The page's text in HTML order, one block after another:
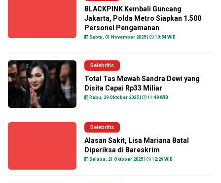
BLACKPINK Kembali Guncang
Jakarta, Polda Metro Siapkan 1.500
Personel Pengamanan
Sabtu, 01 November 2025 | 10:54 WIB
Selebritis
Total Tas Mewah Sandra Dewi yang
Disita Capai Rp33 Miliar
Rabu, 29 Oktober 2025 | 11:49 WIB
Selebritis
Alasan Sakit, Lisa Mariana Batal
Diperiksa di Bareskrim
Selasa, 21 Oktober 2025 | 12:29 WIB